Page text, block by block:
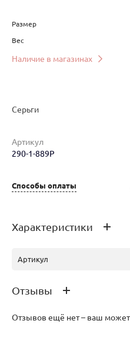
Размер
Вес
Наличие в магазинах
Серьги (28092940)
Серьги
Артикул
290-1-889Р
Способы оплаты
Характеристики
Артикул
Отзывы
Отзывов ещё нет – ваш